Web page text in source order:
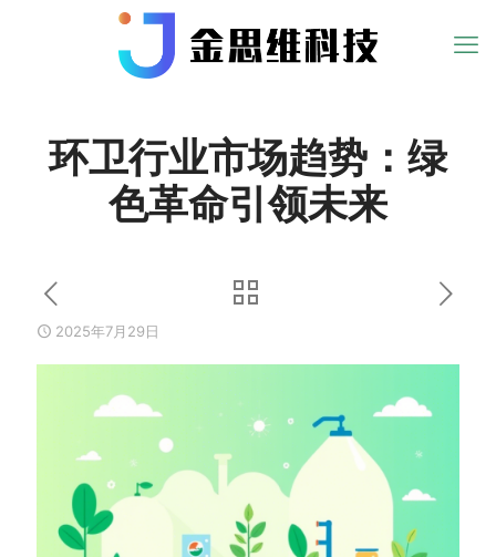
环卫行业市场趋势：绿
色革命引领未来
2025年7月29日